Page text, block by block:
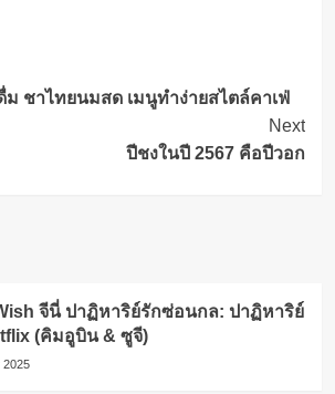
ม ชาไทยนมสด เมนูทำง่ายสไตล์คาเฟ่
Next
ปีชงในปี 2567 คือปีวอก
จีนี่ ปาฏิหาริย์รักซ่อนกล: ปาฏิหาริย์
(คิมอูบิน & ซูจี)
2025